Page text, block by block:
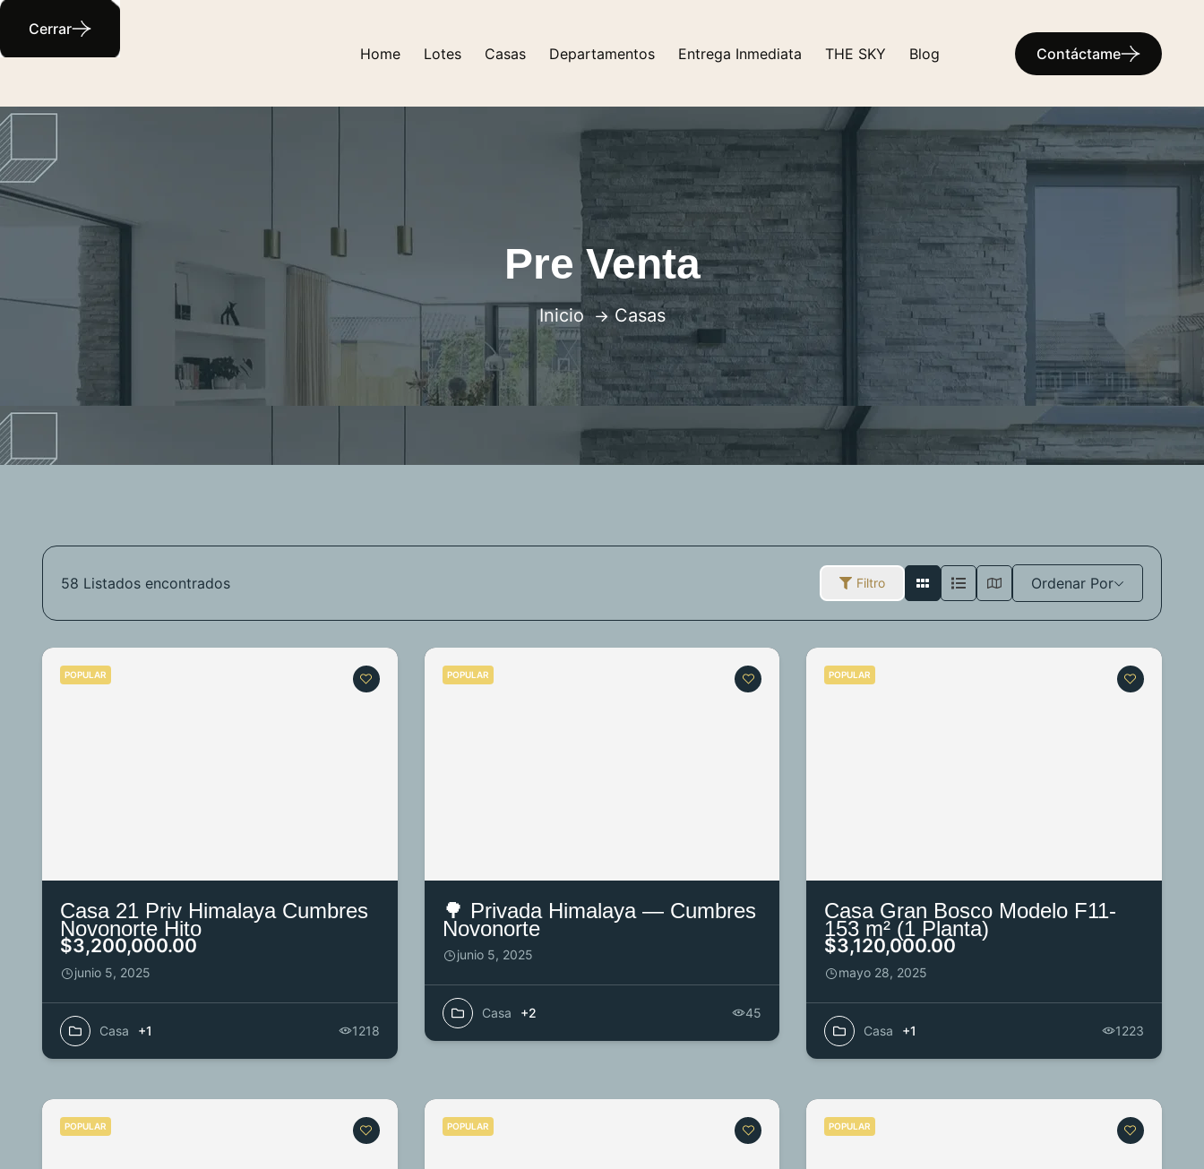
Cerrar
Home Lotes Casas Departamentos Entrega Inmediata THE SKY Blog Contáctame
Pre Venta
Inicio Casas
58 Listados encontrados Filtro Ordenar Por
POPULAR
Casa 21 Priv Himalaya Cumbres
Novonorte Hito
$3,200,000.00
junio 5, 2025
Casa +1 1218
POPULAR
🌳 Privada Himalaya — Cumbres
Novonorte
junio 5, 2025
Casa +2 45
POPULAR
Casa Gran Bosco Modelo F11-
153 m² (1 Planta)
$3,120,000.00
mayo 28, 2025
Casa +1 1223
POPULAR POPULAR POPULAR